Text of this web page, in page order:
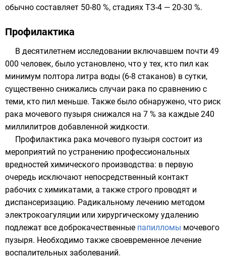
обычно составляет 50-80 %, стадиях ТЗ-4 — 20-30 %.
Профилактика
В десятилетнем исследовании включавшем почти 49
000 человек, было установлено, что у тех, кто пил как
минимум полтора литра воды (6-8 стаканов) в сутки,
существенно снижались случаи рака по сравнению с
теми, кто пил меньше. Также было обнаружено, что риск
рака мочевого пузыря снижался на 7 % за каждые 240
миллилитров добавленной жидкости.
Профилактика рака мочевого пузыря состоит из
мероприятий по устранению профессиональных
вредностей химического производства: в первую
очередь исключают непосредственный контакт
рабочих с химикатами, а также строго проводят и
диспансеризацию. Радикальному лечению методом
электрокоагуляции или хирургическому удалению
подлежат все доброкачественные папилломы мочевого
пузыря. Необходимо также своевременное лечение
воспалительных заболеваний.